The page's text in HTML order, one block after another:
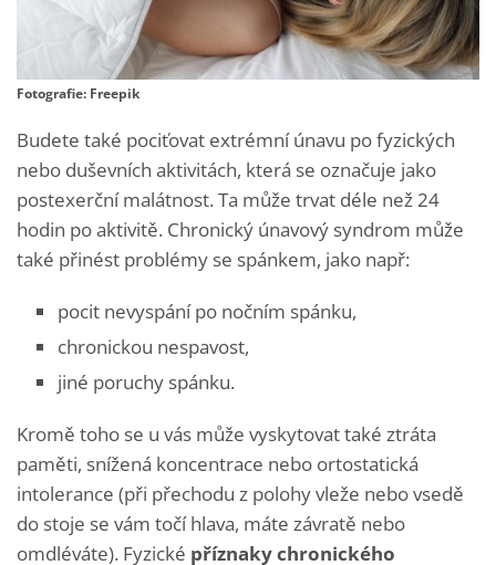
Fotografie: Freepik
Budete také pociťovat extrémní únavu po fyzických
nebo duševních aktivitách, která se označuje jako
postexerční malátnost. Ta může trvat déle než 24
hodin po aktivitě. Chronický únavový syndrom může
také přinést problémy se spánkem, jako např:
pocit nevyspání po nočním spánku,
chronickou nespavost,
jiné poruchy spánku.
Kromě toho se u vás může vyskytovat také ztráta
paměti, snížená koncentrace nebo ortostatická
intolerance (při přechodu z polohy vleže nebo vsedě
do stoje se vám točí hlava, máte závratě nebo
omdléváte). Fyzické příznaky chronického